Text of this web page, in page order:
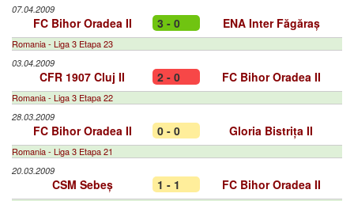
07.04.2009
FC Bihor Oradea II 3 - 0 ENA Inter Făgăraș
Romania - Liga 3 Etapa 23
03.04.2009
CFR 1907 Cluj II 2 - 0 FC Bihor Oradea II
Romania - Liga 3 Etapa 22
28.03.2009
FC Bihor Oradea II 0 - 0 Gloria Bistrița II
Romania - Liga 3 Etapa 21
20.03.2009
CSM Sebeș 1 - 1 FC Bihor Oradea II